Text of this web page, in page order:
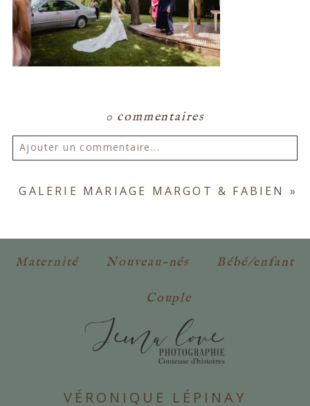
0 commentaires
Ajouter un commentaire...
Votre email ne sera jamais publié ou partagé.
GALERIE MARIAGE MARGOT & FABIEN »
Maternité Nouveau-nés Bébé/enfant
Couple
VÉRONIQUE LÉPINAY